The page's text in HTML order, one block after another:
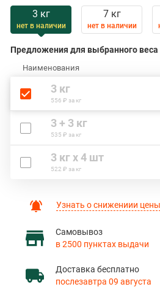
3 кг
нет в наличии
7 кг
нет в наличии
Предложения для выбранного веса
Наименования
3 кг
556 ₽ за кг
3 + 3 кг
535 ₽ за кг
3 кг х 4 шт
522 ₽ за кг
Узнать о снижениии цены
Самовывоз
в 2500 пунктах выдачи
Доставка бесплатно
послезавтра 09 августа